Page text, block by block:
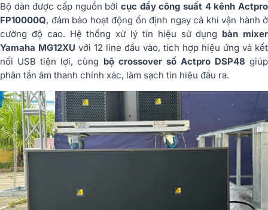
Bộ dàn được cấp nguồn bởi cục đẩy công suất 4 kênh Actpro
FP10000Q, đảm bảo hoạt động ổn định ngay cả khi vận hành ở
cường độ cao. Hệ thống xử lý tín hiệu sử dụng bàn mixer
Yamaha MG12XU với 12 line đầu vào, tích hợp hiệu ứng và kết
nối USB tiện lợi, cùng bộ crossover số Actpro DSP48 giúp
phân tần âm thanh chính xác, làm sạch tín hiệu đầu ra.